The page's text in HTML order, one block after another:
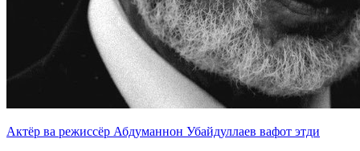
Актёр ва режиссёр Абдуманнон Убайдуллаев вафот этди